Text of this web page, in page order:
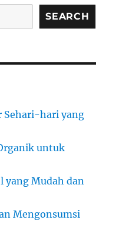
SEARCH
Sehari-hari yang
untuk
yang Mudah dan
Mengonsumsi